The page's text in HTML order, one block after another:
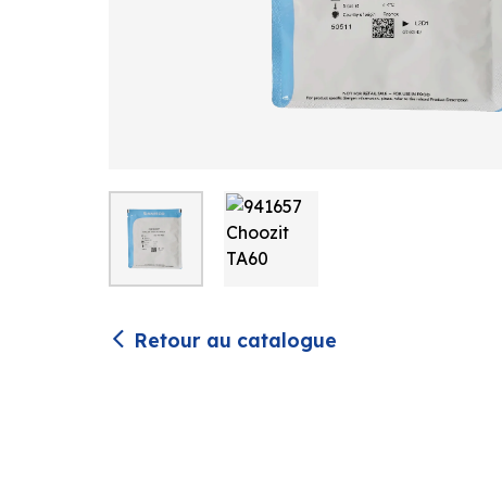
Retour au catalogue